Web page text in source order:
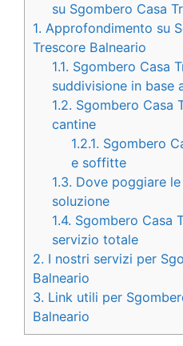
su Sgombero Casa
1. Approfondimento su
Trescore Balneario
1.1. Sgombero Casa
suddivisione in base
1.2. Sgombero Casa
cantine
1.2.1. Sgombero
e soffitte
1.3. Dove poggiare
soluzione
1.4. Sgombero Casa
servizio totale
2. I nostri servizi per
Balneario
3. Link utili per
Balneario